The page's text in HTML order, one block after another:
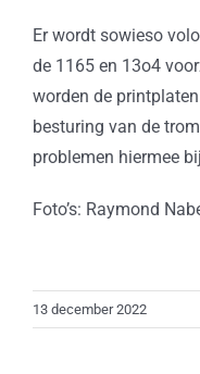
Er wordt sowieso
de 1165 en 13o4
worden de
besturing van de
problemen hiermee
Foto’s: Raymond
13 december 2022